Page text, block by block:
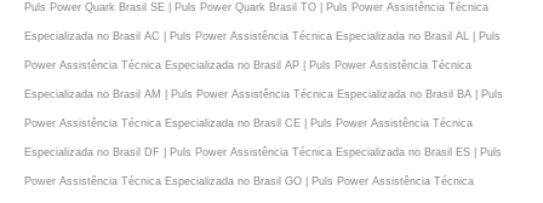
Puls Power Quark Brasil SE | Puls Power Quark Brasil TO | Puls Power Assistência Técnica
Especializada no Brasil AC | Puls Power Assistência Técnica Especializada no Brasil AL | Puls
Power Assistência Técnica Especializada no Brasil AP | Puls Power Assistência Técnica
Especializada no Brasil AM | Puls Power Assistência Técnica Especializada no Brasil BA | Puls
Power Assistência Técnica Especializada no Brasil CE | Puls Power Assistência Técnica
Especializada no Brasil DF | Puls Power Assistência Técnica Especializada no Brasil ES | Puls
Power Assistência Técnica Especializada no Brasil GO | Puls Power Assistência Técnica